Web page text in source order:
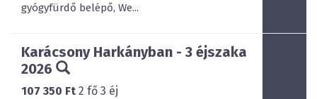
gyógyfürdő belépő, We...
Karácsony Harkányban - 3 éjszaka
2026
107 350 Ft 2 fő 3 éj